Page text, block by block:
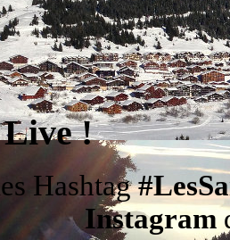
Live !
Hashtag
Instagram